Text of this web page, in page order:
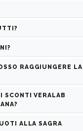
RAGGIUNGERE LA
SCONTI VERALAB
ALLA SAGRA